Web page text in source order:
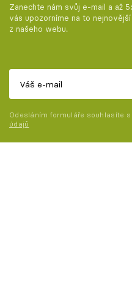
Zanechte nám svůj e-mail a až
vás upozorníme na to
z našeho webu.
Odesláním formuláře souhlasíte s
údajů